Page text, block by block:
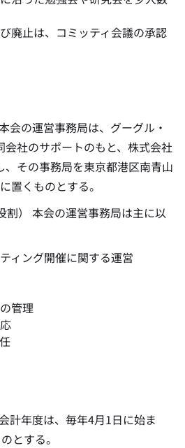
廃止は、コミッティ会議の承認
会の運営事務局は、グーグル・
社のサポートのもと、株式会社
その事務局を東京都港区南青山
置くものとする。
割） 本会の運営事務局は主に以
ィング開催に関する運営
管理
計年度は、毎年4月1日に始ま
とする。